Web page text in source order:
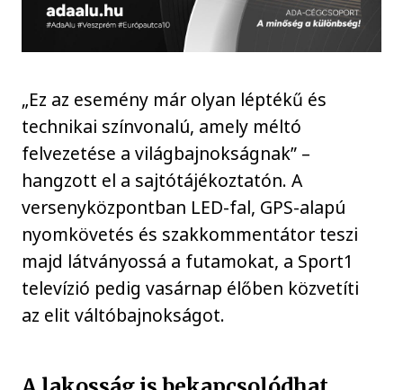
„Ez az esemény már olyan léptékű és
technikai színvonalú, amely méltó
felvezetése a világbajnokságnak” –
hangzott el a sajtótájékoztatón. A
versenyközpontban LED-fal, GPS-alapú
nyomkövetés és szakkommentátor teszi
majd látványossá a futamokat, a Sport1
televízió pedig vasárnap élőben közvetíti
az elit váltóbajnokságot.